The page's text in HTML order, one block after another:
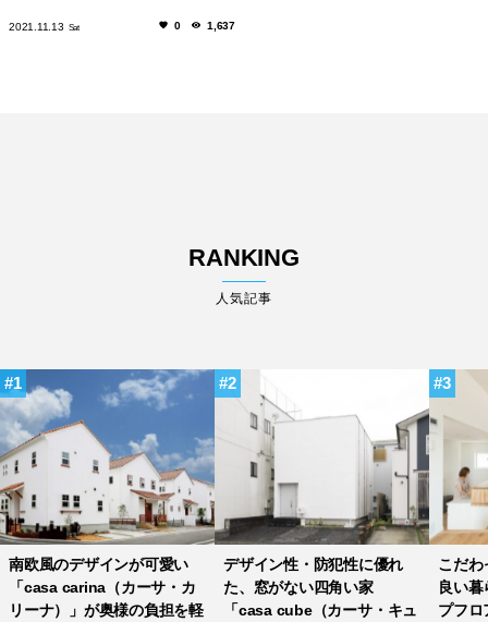
2021.11.13 Sat 0 1,637
RANKING
人気記事
1
南欧風のデザインが可愛い
「casa carina（カーサ・カ
リーナ）」が奥様の負担を軽
2
デザイン性・防犯性に優れ
た、窓がない四角い家
「casa cube（カーサ・キュ
3
こだわ
良い
プフロ